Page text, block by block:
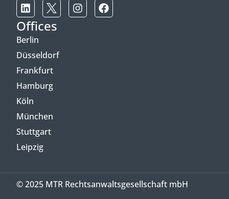
Offices
Berlin
Düsseldorf
Frankfurt
Hamburg
Köln
München
Stuttgart
Leipzig
© 2025 MTR Rechtsanwaltsgesellschaft mbH